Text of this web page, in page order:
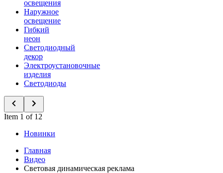
освещения
Наружное
освещение
Гибкий
неон
Светодиодный
декор
Электроустановочные
изделия
Светодиоды
Item 1 of 12
Новинки
Главная
Видео
Световая динамическая реклама